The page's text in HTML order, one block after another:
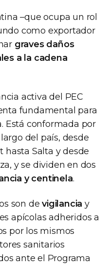
–que ocupa un rol
como exportador
graves daños
a la cadena
activa del PEC
fundamental para
Está conformada por
del país, desde
hasta Salta y desde
y se dividen en dos
y centinela.
son devigilancia y
apícolas adheridos a
por los mismos
sanitarios
ante el Programa